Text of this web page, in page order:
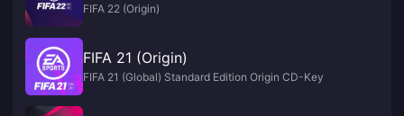
FIFA 22 (Origin)
FIFA 21 (Origin)
FIFA 21 (Global) Standard Edition Origin CD-Key